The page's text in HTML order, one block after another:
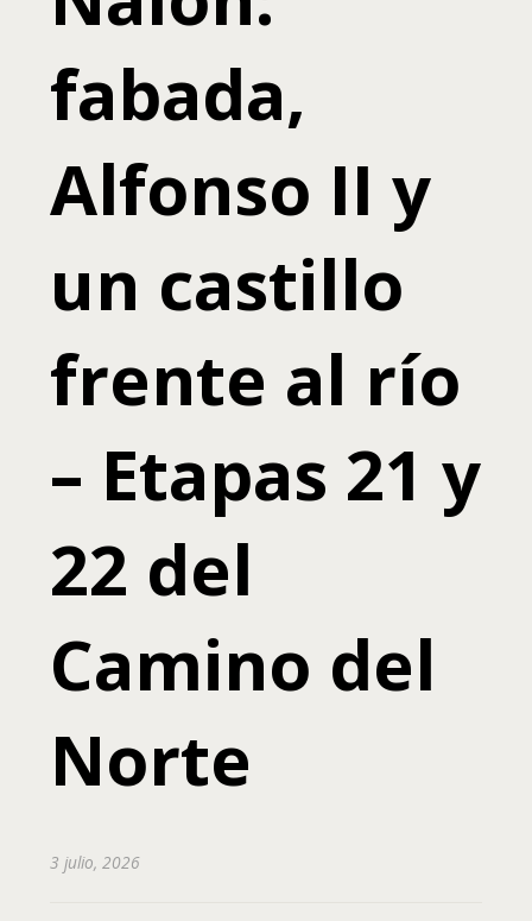
fabada,
Alfonso II y
un castillo
frente al río
– Etapas 21 y
22 del
Camino del
Norte
3 julio, 2026